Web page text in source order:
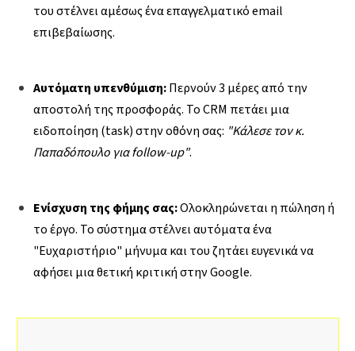
του στέλνει αμέσως ένα επαγγελματικό email
επιβεβαίωσης.
Αυτόματη υπενθύμιση:Περνούν 3 μέρες από την
αποστολή της προσφοράς. Το CRM πετάει μια
ειδοποίηση (task) στην οθόνη σας: "Κάλεσε τον κ.
Παπαδόπουλο για follow-up".
Ενίσχυση της φήμης σας:Ολοκληρώνεται η πώληση ή
το έργο. Το σύστημα στέλνει αυτόματα ένα
"Ευχαριστήριο" μήνυμα και του ζητάει ευγενικά να
αφήσει μια θετική κριτική στην Google.